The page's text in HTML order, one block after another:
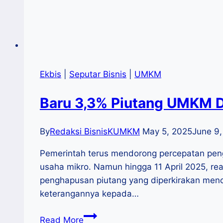
Ekbis Seputar Bisnis UMKM
Baru 3,3% Piutang UMKM
ByRedaksi BisnisKUMKM May 5, 2025June
Pemerintah terus mendorong percepatan
usaha mikro. Namun hingga 11 April 2025,
penghapusan piutang yang diperkirakan
keterangannya kepada…
Read MoreBaru